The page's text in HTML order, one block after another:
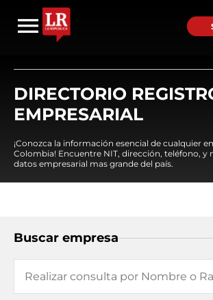
DIRECTORIO
EMPRESARIAL
¡Conozca la información esencial de cualquier
Colombia! Encuentre NIT, dirección, teléfono, y
datos empresarial mas grande del país.
Buscar empresa